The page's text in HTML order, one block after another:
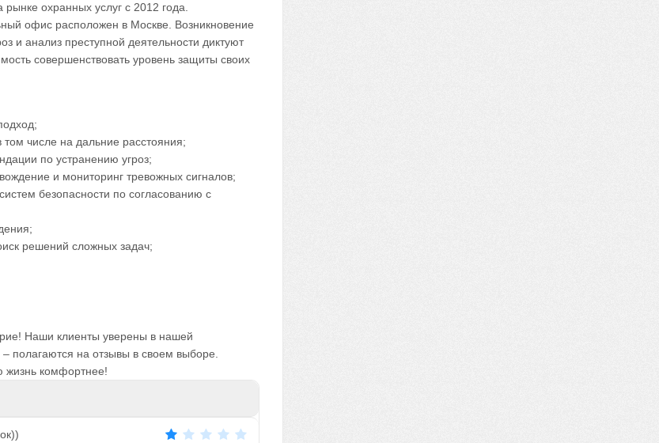
рынке охранных услуг с 2012 года.
офис расположен в Москве. Возникновение
и анализ преступной деятельности диктуют
совершенствовать уровень защиты своих
числе на дальние расстояния;
по устранению угроз;
и мониторинг тревожных сигналов;
безопасности по согласованию с
решений сложных задач;
Наши клиенты уверены в нашей
полагаются на отзывы в своем выборе.
жизнь комфортнее!